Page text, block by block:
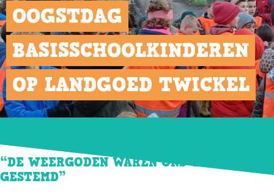
OOGSTDAG
BASISSCHOOLKINDEREN
OP LANDGOED TWICKEL
30/01/2025
“DE WEERGODEN WAREN ONS GUNSTIG
GESTEMD”